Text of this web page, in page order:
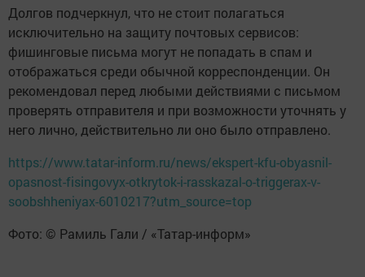
Долгов подчеркнул, что не стоит полагаться
исключительно на защиту почтовых сервисов:
фишинговые письма могут не попадать в спам и
отображаться среди обычной корреспонденции. Он
рекомендовал перед любыми действиями с письмом
проверять отправителя и при возможности уточнять у
него лично, действительно ли оно было отправлено.
https://www.tatar-inform.ru/news/ekspert-kfu-obyasnil-
opasnost-fisingovyx-otkrytok-i-rasskazal-o-triggerax-v-
soobshheniyax-6010217?utm_source=top
Фото: © Рамиль Гали / «Татар-информ»